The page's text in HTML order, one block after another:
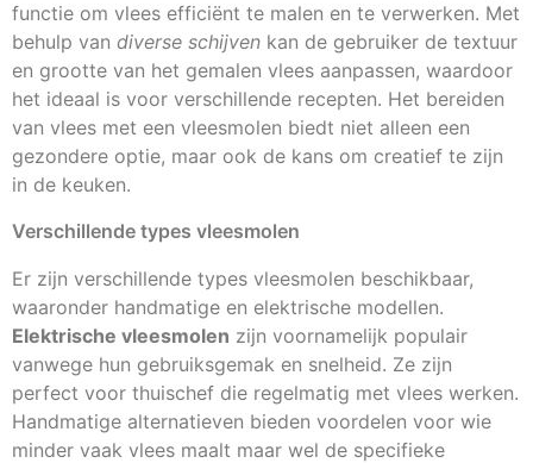
functie om vlees efficiënt te malen en te verwerken. Met
behulp van diverse schijven kan de gebruiker de textuur
en grootte van het gemalen vlees aanpassen, waardoor
het ideaal is voor verschillende recepten. Het bereiden
van vlees met een vleesmolen biedt niet alleen een
gezondere optie, maar ook de kans om creatief te zijn
in de keuken.
Verschillende types vleesmolen
Er zijn verschillende types vleesmolen beschikbaar,
waaronder handmatige en elektrische modellen.
Elektrische vleesmolen zijn voornamelijk populair
vanwege hun gebruiksgemak en snelheid. Ze zijn
perfect voor thuischef die regelmatig met vlees werken.
Handmatige alternatieven bieden voordelen voor wie
minder vaak vlees maalt maar wel de specifieke